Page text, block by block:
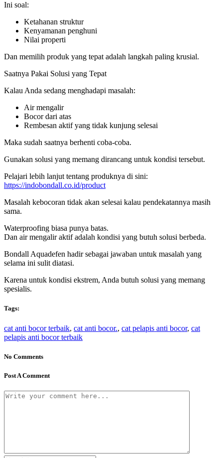
Ini soal:
Ketahanan struktur
Kenyamanan penghuni
Nilai properti
Dan memilih produk yang tepat adalah langkah paling krusial.
Saatnya Pakai Solusi yang Tepat
Kalau Anda sedang menghadapi masalah:
Air mengalir
Bocor dari atas
Rembesan aktif yang tidak kunjung selesai
Maka sudah saatnya berhenti coba-coba.
Gunakan solusi yang memang dirancang untuk kondisi tersebut.
Pelajari lebih lanjut tentang produknya di sini:
https://indobondall.co.id/product
Masalah kebocoran tidak akan selesai kalau pendekatannya masih
sama.
Waterproofing biasa punya batas.
Dan air mengalir aktif adalah kondisi yang butuh solusi berbeda.
Bondall Aquadefen hadir sebagai jawaban untuk masalah yang
selama ini sulit diatasi.
Karena untuk kondisi ekstrem, Anda butuh solusi yang memang
spesialis.
Tags:
cat anti bocor terbaik, cat anti bocor., cat pelapis anti bocor, cat
pelapis anti bocor terbaik
No Comments
Post A Comment